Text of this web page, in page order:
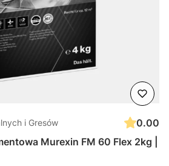
i Gresów
0.00
Murexin FM 60 Flex 2kg |